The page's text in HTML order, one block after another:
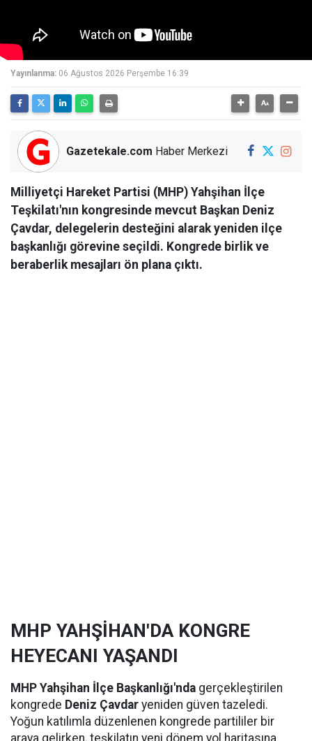
Yayınlanma: 06 Ağustos 2026 Perşembe 16:39
Gazetekale.com Haber Merkezi
Milliyetçi Hareket Partisi (MHP) Yahşihan İlçe
Teşkilatı'nın kongresinde mevcut Başkan Deniz
Çavdar, delegelerin desteğini alarak yeniden ilçe
başkanlığı görevine seçildi. Kongrede birlik ve
beraberlik mesajları ön plana çıktı.
MHP YAHŞİHAN'DA KONGRE
HEYECANI YAŞANDI
MHP Yahşihan İlçe Başkanlığı'nda gerçekleştirilen
kongrede Deniz Çavdar yeniden güven tazeledi.
Yoğun katılımla düzenlenen kongrede partililer bir
araya gelirken, teşkilatın yeni dönem yol haritasına